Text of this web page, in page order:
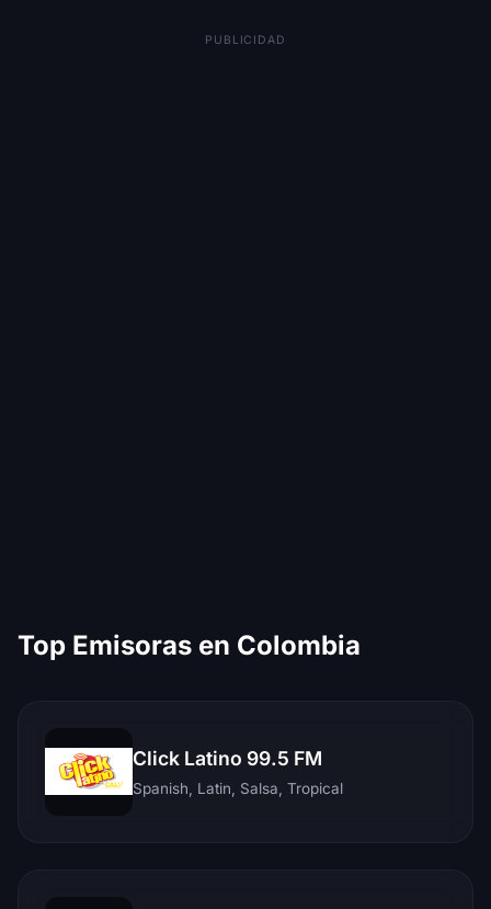
PUBLICIDAD
Top Emisoras en Colombia
Click Latino 99.5 FM
Spanish, Latin, Salsa, Tropical